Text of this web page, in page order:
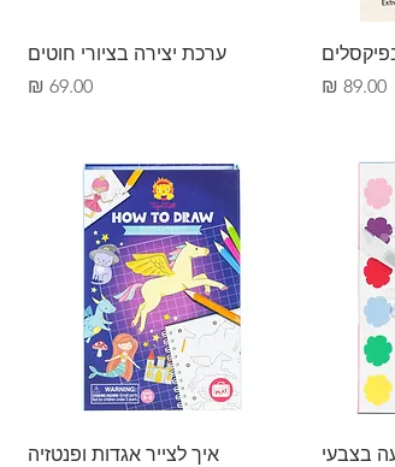
מחיר
תצוגה מהירה
ערכת יצירה בציורי חוטים
מחיר‏69.00 ‏₪
בצבעי
תצוגה מהירה
איך לצייר אגדות ופנטזיה